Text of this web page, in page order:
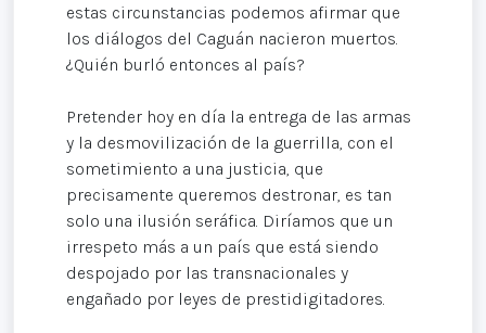
estas circunstancias podemos afirmar que
los diálogos del Caguán nacieron muertos.
¿Quién burló entonces al país?
Pretender hoy en día la entrega de las armas
y la desmovilización de la guerrilla, con el
sometimiento a una justicia, que
precisamente queremos destronar, es tan
solo una ilusión seráfica. Diríamos que un
irrespeto más a un país que está siendo
despojado por las transnacionales y
engañado por leyes de prestidigitadores.